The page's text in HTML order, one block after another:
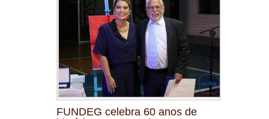
FUNDEG celebra 60 anos de